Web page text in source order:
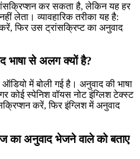
कर सकता है, लेकिन यह हर
लेता। व्यावहारिक तरीका यह है:
फिर उस ट्रांसक्रिप्ट का अनुवाद
भाषा से अलग क्यों है?
ऑडियो में बोली गई है। अनुवाद की भाषा
कोई स्पेनिश वॉयस नोट इंग्लिश टेक्स्ट
करें, फिर इंग्लिश में अनुवाद
का अनुवाद भेजने वाले को बताए